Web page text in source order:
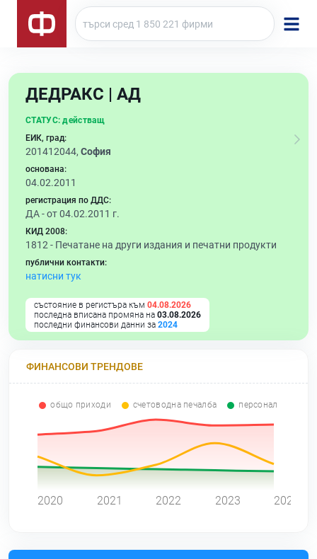
ДЕДРАКС | АД
СТАТУС: действащ
ЕИК, град:
201412044, София
основана:
04.02.2011
регистрация по ДДС:
ДА - от 04.02.2011 г.
КИД 2008:
1812 - Печатане на други издания и печатни продукти
публични контакти:
натисни тук
състояние в регистъра към 04.08.2026
последна вписана промяна на 03.08.2026
последни финансови данни за 2024
ФИНАНСОВИ ТРЕНДОВЕ
общо приходи счетоводна печалба персонал
2020 2021 2022 2023 2024